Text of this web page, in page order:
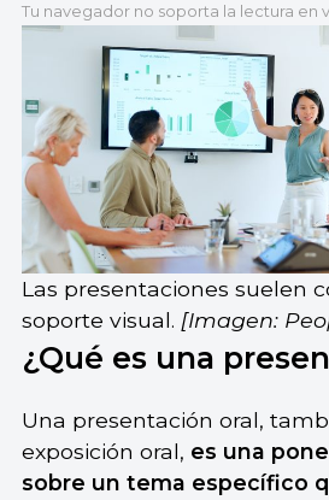
Tu navegador no soporta la lectura en
Las presentaciones suelen
soporte visual. [Imagen:
¿Qué es una
Una presentación oral,
exposición oral, es una
sobre un tema específico